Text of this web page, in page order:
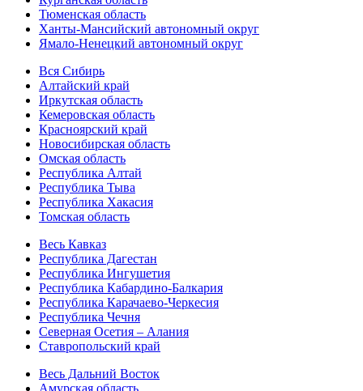
Тюменская область
Ханты-Мансийский автономный округ
Ямало-Ненецкий автономный округ
Вся Сибирь
Алтайский край
Иркутская область
Кемеровская область
Красноярский край
Новосибирская область
Омская область
Республика Алтай
Республика Тыва
Республика Хакасия
Томская область
Весь Кавказ
Республика Дагестан
Республика Ингушетия
Республика Кабардино-Балкария
Республика Карачаево-Черкесия
Республика Чечня
Северная Осетия – Алания
Ставропольский край
Весь Дальний Восток
Амурская область